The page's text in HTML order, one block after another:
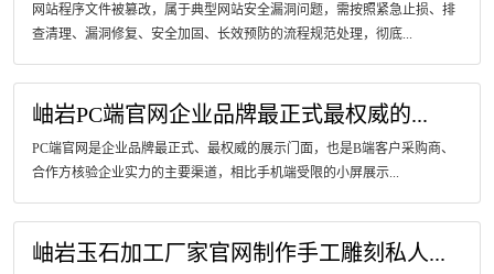
网站程序文件被篡改，属于典型网站安全漏洞问题，需按照紧急止损、排
查清理、漏洞修复、安全加固、长效预防的流程规范处理，彻底...
岫岩PC端官网企业品牌最正式最权威的...
PC端官网是企业品牌最正式、最权威的展示门面，也是B端客户采购商、
合作方核验企业实力的主要渠道，相比手机端受限的小屏展示...
岫岩玉石加工厂家官网制作手工雕刻私人...